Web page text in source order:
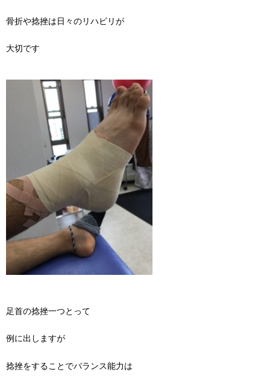
骨折や捻挫は日々のリハビリが
大切です
足首の捻挫一つとって
例に出しますが
捻挫をすることでバランス能力は